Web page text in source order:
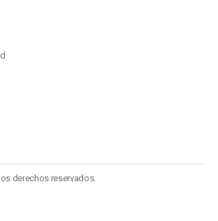
derechos reservados.